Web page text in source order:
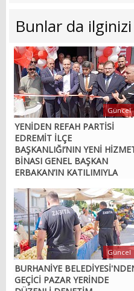
Bunlar da
YENİDEN REFAH PARTİSİ
EDREMİT İLÇE
BAŞKANLIĞI’NIN YENİ
BİNASI GENEL BAŞKAN
ERBAKAN’IN KATILIMIYLA
Güncel
BURHANİYE
GEÇİCİ PAZAR YERİNDE
Güncel